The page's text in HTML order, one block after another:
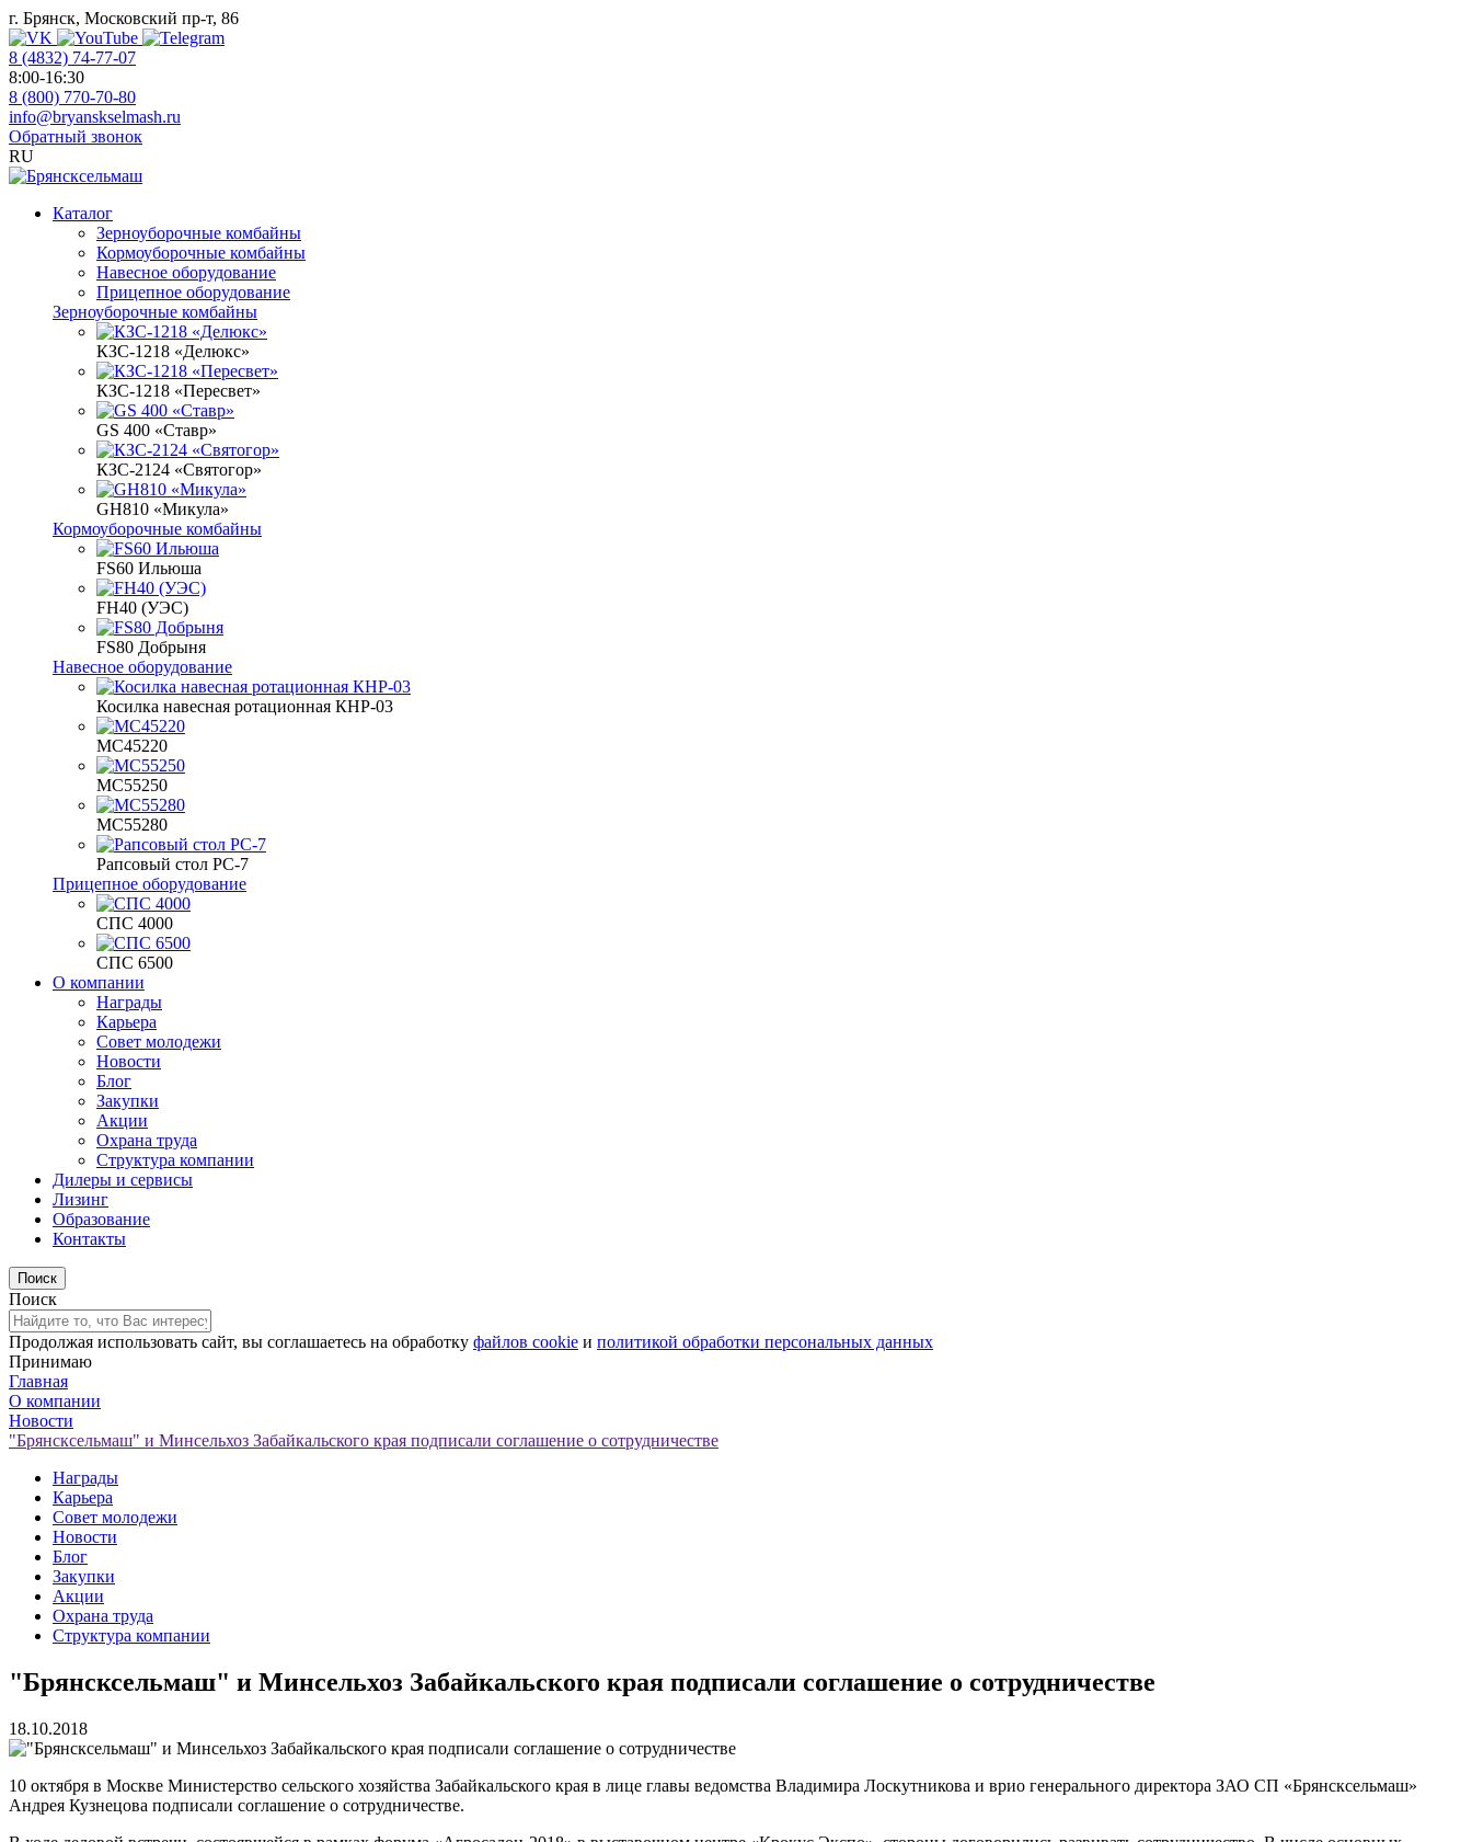
г. Брянск, Московский пр-т, 86
8 (4832) 74-77-07
8:00-16:30
8 (800) 770-70-80
info@bryanskselmash.ru
Обратный звонок
RU
Каталог
Зерноуборочные комбайны
Кормоуборочные комбайны
Навесное оборудование
Прицепное оборудование
Зерноуборочные комбайны
КЗС-1218 «Делюкс»
КЗС-1218 «Пересвет»
GS 400 «Ставр»
КЗС-2124 «Святогор»
GH810 «Микула»
Кормоуборочные комбайны
FS60 Ильюша
FH40 (УЭС)
FS80 Добрыня
Навесное оборудование
Косилка навесная ротационная КНР-03
МС45220
МС55250
МС55280
Рапсовый стол РС-7
Прицепное оборудование
СПС 4000
СПС 6500
О компании
Награды
Карьера
Совет молодежи
Новости
Блог
Закупки
Акции
Охрана труда
Структура компании
Дилеры и сервисы
Лизинг
Образование
Контакты
Поиск
Продолжая использовать сайт, вы соглашаетесь на обработку файлов cookie и политикой обработки персональных данных
Принимаю
Главная
О компании
Новости
"Брянсксельмаш" и Минсельхоз Забайкальского края подписали соглашение о сотрудничестве
Награды
Карьера
Совет молодежи
Новости
Блог
Закупки
Акции
Охрана труда
Структура компании
"Брянсксельмаш" и Минсельхоз Забайкальского края подписали соглашение о сотрудничестве
18.10.2018
10 октября в Москве Министерство сельского хозяйства Забайкальского края в лице главы ведомства Владимира Лоскутникова и врио генерального директора ЗАО СП «Брянсксельмаш»
Андрея Кузнецова подписали соглашение о сотрудничестве.